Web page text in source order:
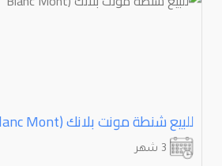
للبيع شنطة مونت بلانك (⁦⁦Mont⁩⁩ ⁦⁦Blanc⁩⁩